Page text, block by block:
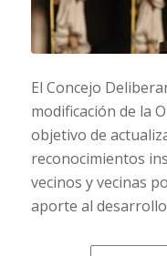
El Concejo
modificación de la
objetivo de
reconocimientos
vecinos y vecinas
aporte al